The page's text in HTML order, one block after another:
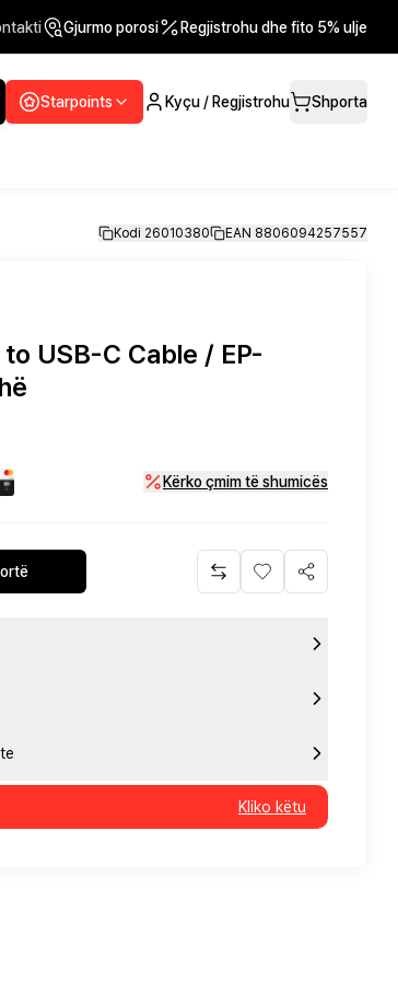
Gjurmo porosi Regjistrohu dhe fito 5% ulje
Starpoints Kyçu / Regjistrohu Shporta
Kodi 26010380 EAN 8806094257557
USB-C Cable / EP-
Kërko çmim të shumicës
Kliko këtu